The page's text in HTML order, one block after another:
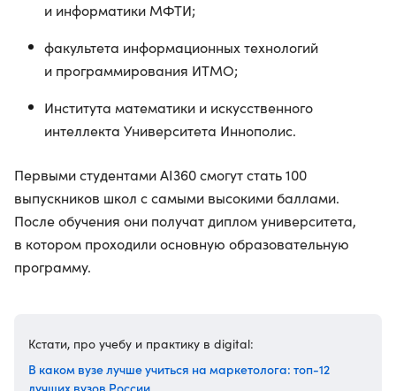
и информатики МФТИ;
факультета информационных технологий
и программирования ИТМО;
Института математики и искусственного
интеллекта Университета Иннополис.
Первыми студентами AI360 смогут стать 100
выпускников школ с самыми высокими баллами.
После обучения они получат диплом университета,
в котором проходили основную образовательную
программу.
Кстати, про учебу и практику в digital:
В каком вузе лучше учиться на маркетолога: топ-12
лучших вузов России